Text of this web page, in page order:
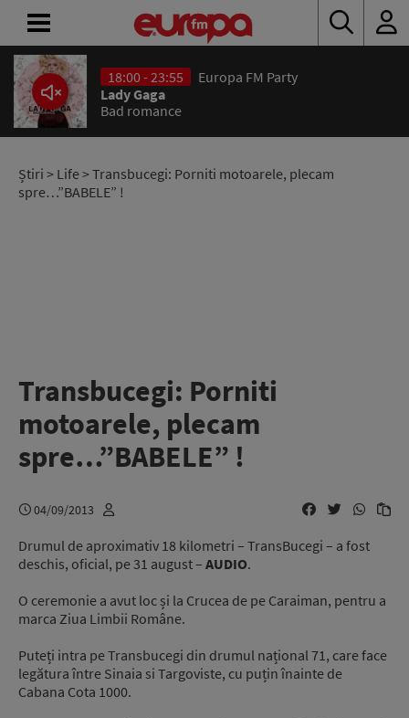
18:00 - 23:55
Europa FM Party
Lady Gaga
Bad romance
Știri > Life> Transbucegi: Porniti motoarele, plecam
spre…”BABELE” !
Transbucegi: Porniti
motoarele, plecam
spre…”BABELE” !
04/09/2013
Drumul de aproximativ 18 kilometri – TransBucegi – a fost
deschis, oficial, pe 31 august – AUDIO.
O ceremonie a avut loc și la Crucea de pe Caraiman, pentru a
marca Ziua Limbii Române.
Puteți intra pe Transbucegi din drumul național 71, care face
legătura între Sinaia si Targoviste, cu puțin înainte de
Cabana Cota 1000.
ACASĂ
ȘTIRI
RADIO